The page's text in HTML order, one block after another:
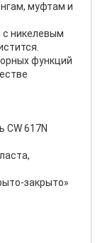
муфтам и
с никелевым
функций
CW 617N
закрыто»